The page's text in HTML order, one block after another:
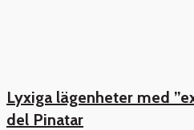
Lyxiga lägenheter med
del Pinatar